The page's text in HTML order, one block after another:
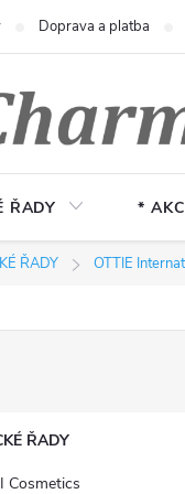
Doprava a platba
ŘADY *
ŘADY OTTIE
ŘADY
Cosmetics